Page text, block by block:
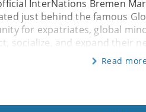
InterNations Bremen
just behind the famous
for expatriates, global
socialize, and expand their
Read